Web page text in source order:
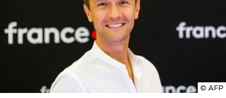
© AFP